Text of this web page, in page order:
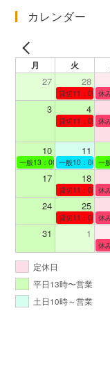
イ
カレンダー
月 火
27 28
貸切11：00～12
休
3 4
貸切11：00～12
休
10 11
一般13：00～19：00
一般10：00～一
17 18
貸切11：00～12
休
24 25
貸切11：00～12
休
31 1
休
定休日
平日13時〜営業
土日10時～営業